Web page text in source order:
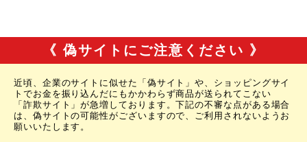
《 偽サイトにご注意ください 》
近頃、企業のサイトに似せた「偽サイト」や、ショッピングサイ
トでお金を振り込んだにもかかわらず商品が送られてこない
「詐欺サイト」が急増しております。下記の不審な点がある場合
は、偽サイトの可能性がございますので、ご利用されないようお
願いいたします。